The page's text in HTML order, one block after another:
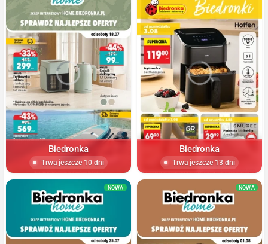
Biedronka
Trwa jeszcze 10 dni
Biedronka
Trwa jeszcze 13 dni
NOWA NOWA